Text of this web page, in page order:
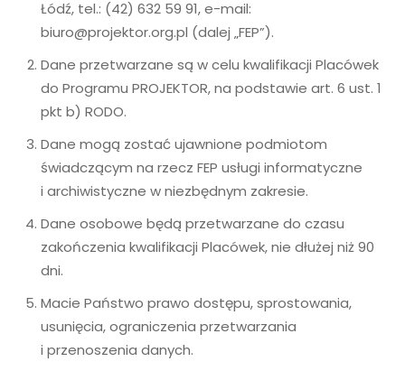
Łódź, tel.: (42) 632 59 91, e-mail:
biuro@projektor.org.pl (dalej „FEP”).
Dane przetwarzane są w celu kwalifikacji Placówek
do Programu PROJEKTOR, na podstawie art. 6 ust. 1
pkt b) RODO.
Dane mogą zostać ujawnione podmiotom
świadczącym na rzecz FEP usługi informatyczne
i archiwistyczne w niezbędnym zakresie.
Dane osobowe będą przetwarzane do czasu
zakończenia kwalifikacji Placówek, nie dłużej niż 90
dni.
Macie Państwo prawo dostępu, sprostowania,
usunięcia, ograniczenia przetwarzania
i przenoszenia danych.